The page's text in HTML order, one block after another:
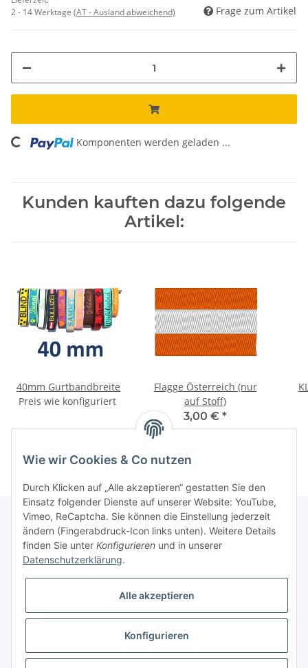
2 - 14 Werktage (AT - Ausland abweichend) Frage zum Artikel
Loading... Komponenten werden geladen ...
Kunden kauften dazu folgende
Artikel:
40mm Gurtbandbreite
Preis wie konfiguriert
Flagge Österreich (nur
auf Stoff)
3,00 € *
Informationen
Galerie
* Keine Ausweisung der Mehrwertsteuer gemäß Klein-Unternehmer-Regelung.,
Wie wir Cookies & Co nutzen
Durch Klicken auf „Alle akzeptieren“ gestatten Sie den
Einsatz folgender Dienste auf unserer Website: YouTube,
Vimeo, ReCaptcha. Sie können die Einstellung jederzeit
ändern (Fingerabdruck-Icon links unten). Weitere Details
finden Sie unter Konfigurieren und in unserer
Datenschutzerklärung.
Alle akzeptieren
Konfigurieren